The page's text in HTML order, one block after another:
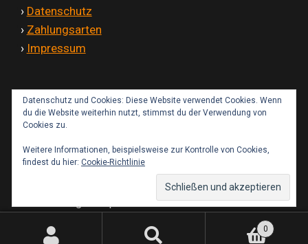
› Datenschutz
› Zahlungsarten
› Impressum
Kontakt
Datenschutz und Cookies: Diese Website verwendet Cookies. Wenn
du die Website weiterhin nutzt, stimmst du der Verwendung von
Cookies zu.
Weitere Informationen, beispielsweise zur Kontrolle von Cookies,
findest du hier: Cookie-Richtlinie
0